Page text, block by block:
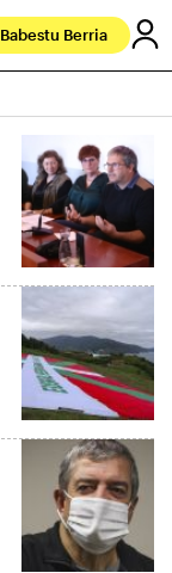
Babestu Berria